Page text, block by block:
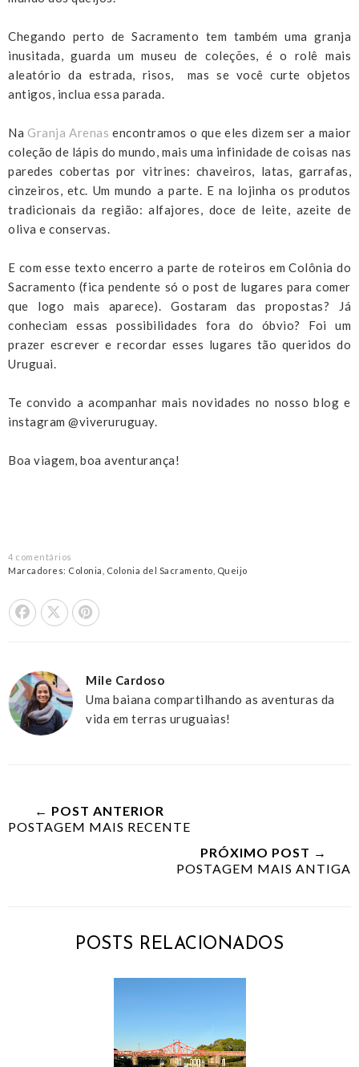
Chegando perto de Sacramento tem também uma granja
inusitada, guarda um museu de coleções, é o rolê mais
aleatório da estrada, risos, mas se você curte objetos
antigos, inclua essa parada.
Na Granja Arenas encontramos o que eles dizem ser a maior
coleção de lápis do mundo, mais uma infinidade de coisas nas
paredes cobertas por vitrines: chaveiros, latas, garrafas,
cinzeiros, etc. Um mundo a parte. E na lojinha os produtos
tradicionais da região: alfajores, doce de leite, azeite de
oliva e conservas.
E com esse texto encerro a parte de roteiros em Colônia do
Sacramento (fica pendente só o post de lugares para comer
que logo mais aparece). Gostaram das propostas? Já
conheciam essas possibilidades fora do óbvio? Foi um
prazer escrever e recordar esses lugares tão queridos do
Uruguai.
Te convido a acompanhar mais novidades no nosso blog e
instagram @viveruruguay.
Boa viagem, boa aventurança!
4 comentários
Marcadores: Colonia Colonia del Sacramento Queijo
Share On Facebook
Tweet This
Mile Cardoso
Uma baiana compartilhando as aventuras da
vida em terras uruguaias!
← POST ANTERIOR
POSTAGEM MAIS RECENTE
PRÓXIMO POST →
POSTAGEM MAIS ANTIGA
POSTS RELACIONADOS